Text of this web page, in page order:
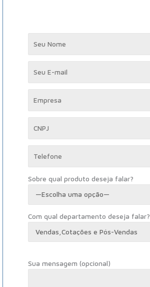
Sobre qual produto deseja falar?
Com qual departamento deseja falar?
Sua mensagem (opcional)